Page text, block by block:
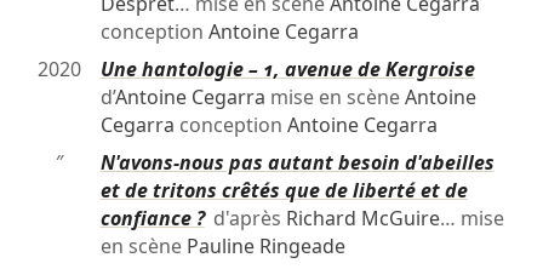
conception Antoine Cegarra
2020
Une hantologie – 1, avenue de Kergroise
d’Antoine Cegarra mise en scèneAntoine
Cegarra conception Antoine Cegarra
″
N'avons-nous pas autant besoin d'abeilles
et de tritons crêtés que de liberté et de
confiance ?d'après Richard McGuire… mise
en scène Pauline Ringeade